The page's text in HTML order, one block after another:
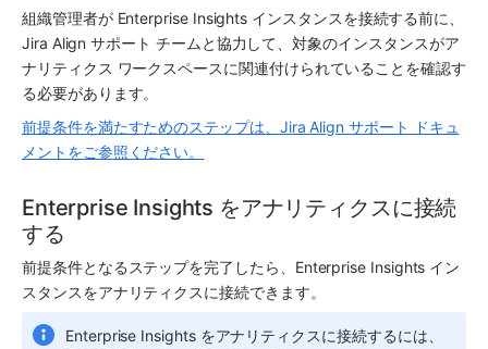
組織管理者が Enterprise Insights インスタンスを接続する前に、
Jira Align サポート チームと協力して、対象のインスタンスがア
ナリティクス ワークスペースに関連付けられていることを確認す
る必要があります。
前提条件を満たすためのステップは、Jira Align サポート ドキュ
メントをご参照ください。
Enterprise Insights をアナリティクスに接続
する
前提条件となるステップを完了したら、Enterprise Insights イン
スタンスをアナリティクスに接続できます。
Enterprise Insights をアナリティクスに接続するには、